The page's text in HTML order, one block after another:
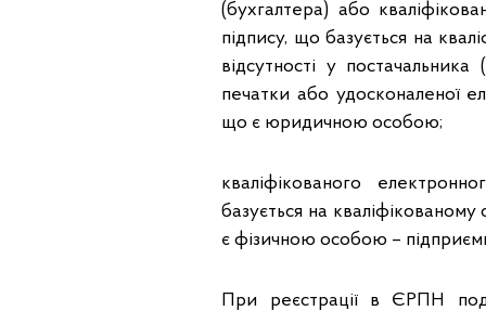
(бухгалтера) або
підпису, що базується на
відсутності у
печатки або удосконаленої
що є юридичною особою;
кваліфікованого
базується на
є фізичною особою –
При реєстрації в ЄРПН